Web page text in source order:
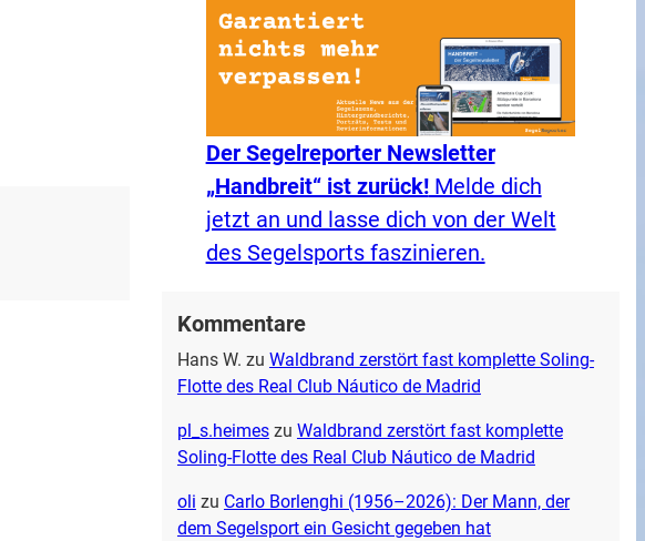
Der Segelreporter Newsletter
„Handbreit“ ist zurück!Melde dich
jetzt an und lasse dich von der Welt
des Segelsports faszinieren.
Kommentare
Hans W. zu Waldbrand zerstört fast komplette Soling-
Flotte des Real Club Náutico de Madrid
pl_s.heimeszu Waldbrand zerstört fast komplette
Soling-Flotte des Real Club Náutico de Madrid
oli zu Carlo Borlenghi (1956–2026): Der Mann, der
dem Segelsport ein Gesicht gegeben hat